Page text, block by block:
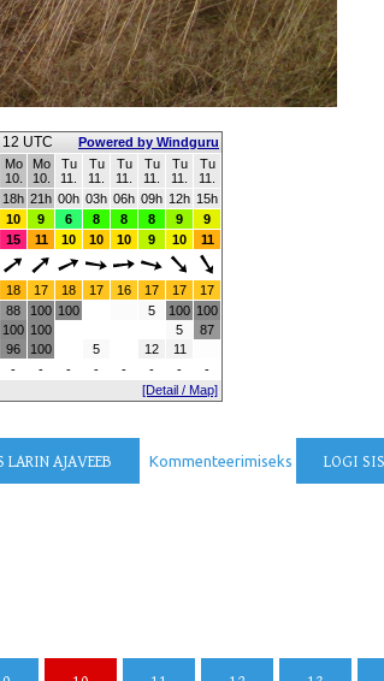
UTC
Powered by Windguru
Mo
10.
Mo
10.
Tu
11.
Tu
11.
Tu
11.
Tu
11.
Tu
11.
Tu
11.
18h 21h 00h 03h 06h 09h 12h 15h
10 9 6 8 8 8 9
9
15 11 10 10 10 9 10
11
18 17 18 17 16 17 17 17
88
100
96
100
100
100
100
5
5
12
100
5
11
100
87
- - - - - - -
-
[Detail / Map]
LARIN AJAVEEB Kommenteerimiseks LOGI